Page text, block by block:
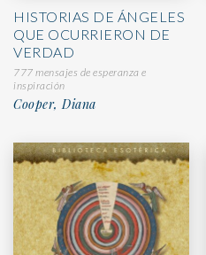
HISTORIAS DE ÁNGELES
QUE OCURRIERON DE
VERDAD
777 mensajes de esperanza e
inspiración
Cooper, Diana